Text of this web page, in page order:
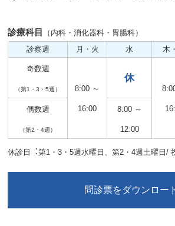
診療科目
（内科・消化器科・胃腸科）
診察週
月・火 水 木
奇数週
（第1・3・5週） 8:00 ～
16:00
休
偶数週
（第2・4週）
8:00 ～
12:00
休診日︓第1・3・5週水曜日、第2・4週土曜日/
問診票をダウンロー